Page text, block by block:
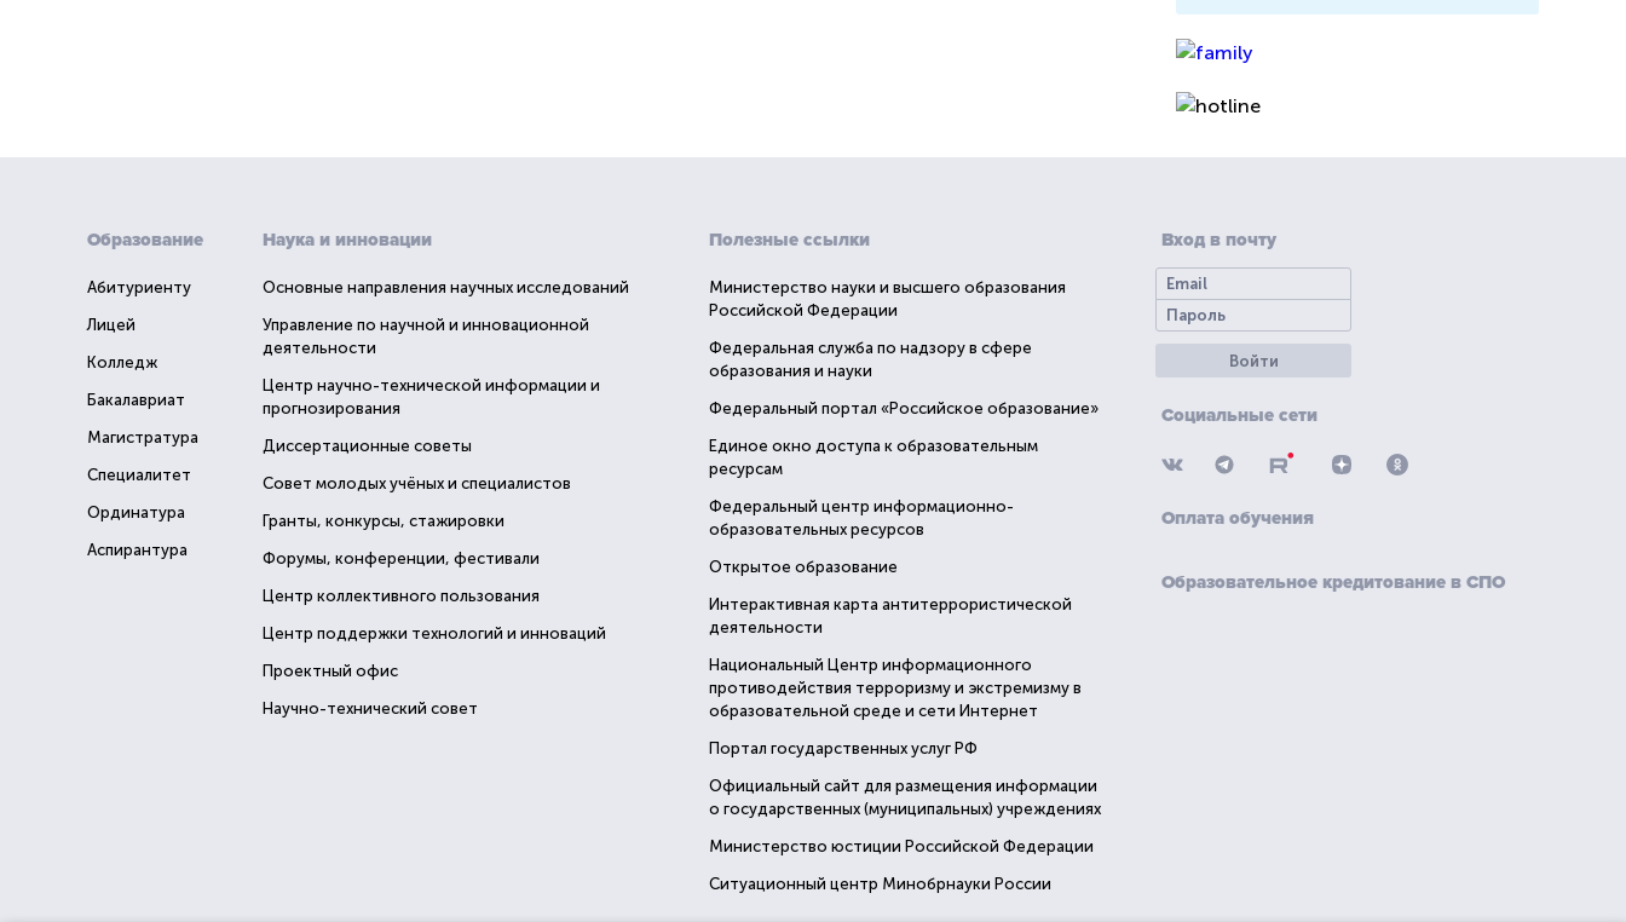
Образование
Абитуриенту
Лицей
Колледж
Бакалавриат
Магистратура
Специалитет
Ординатура
Аспирантура
Наука и инновации
Основные направления научных исследований
Управление по научной и инновационной
деятельности
Центр научно-технической информации и
прогнозирования
Диссертационные советы
Совет молодых учёных и специалистов
Гранты, конкурсы, стажировки
Форумы, конференции, фестивали
Центр коллективного пользования
Центр поддержки технологий и инноваций
Проектный офис
Научно-технический совет
Полезные ссылки
Министерство науки и высшего образования
Российской Федерации
Федеральная служба по надзору в сфере
образования и науки
Федеральный портал «Российское образование»
Единое окно доступа к образовательным
ресурсам
Федеральный центр информационно-
образовательных ресурсов
Открытое образование
Интерактивная карта антитеррористической
деятельности
Национальный Центр информационного
противодействия терроризму и экстремизму в
образовательной среде и сети Интернет
Портал государственных услуг РФ
Официальный сайт для размещения информации
о государственных (муниципальных) учреждениях
Министерство юстиции Российской Федерации
Ситуационный центр Минобрнауки России
Вход в почту
Войти
Социальные сети
Оплата обучения
Образовательное кредитование в СПО